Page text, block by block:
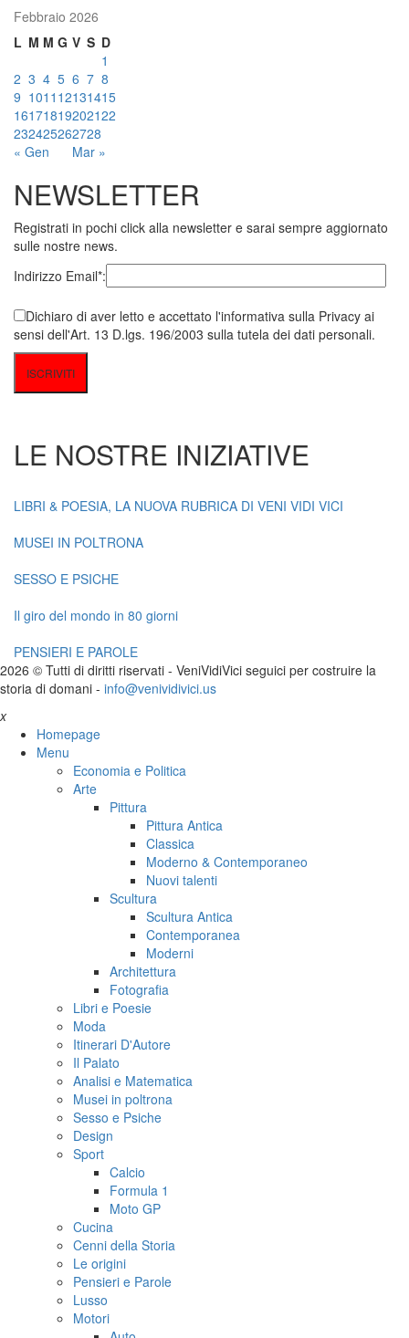
Febbraio 2026
L M M G V S D
« Gen Mar »
1
2 3 4 5 6 7 8
9 1011 12131415
16171819202122
232425262728
NEWSLETTER
Registrati in pochi click alla newsletter e sarai sempre aggiornato
sulle nostre news.
Indirizzo Email*:
Dichiaro di aver letto e accettato l'informativa sulla Privacy ai
sensi dell'Art. 13 D.lgs. 196/2003 sulla tutela dei dati personali.
LE NOSTRE INIZIATIVE
LIBRI & POESIA, LA NUOVA RUBRICA DI VENI VIDI VICI
MUSEI IN POLTRONA
SESSO E PSICHE
Il giro del mondo in 80 giorni
PENSIERI E PAROLE
2026 © Tutti di diritti riservati - VeniVidiVici seguici per costruire la
storia di domani - info@venividivici.us
x
Homepage
Menu
Economia e Politica
Arte
Pittura
Pittura Antica
Classica
Moderno & Contemporaneo
Nuovi talenti
Scultura
Scultura Antica
Contemporanea
Moderni
Architettura
Fotografia
Libri e Poesie
Moda
Itinerari D'Autore
Il Palato
Analisi e Matematica
Musei in poltrona
Sesso e Psiche
Design
Sport
Calcio
Formula 1
Moto GP
Cucina
Cenni della Storia
Le origini
Pensieri e Parole
Lusso
Motori